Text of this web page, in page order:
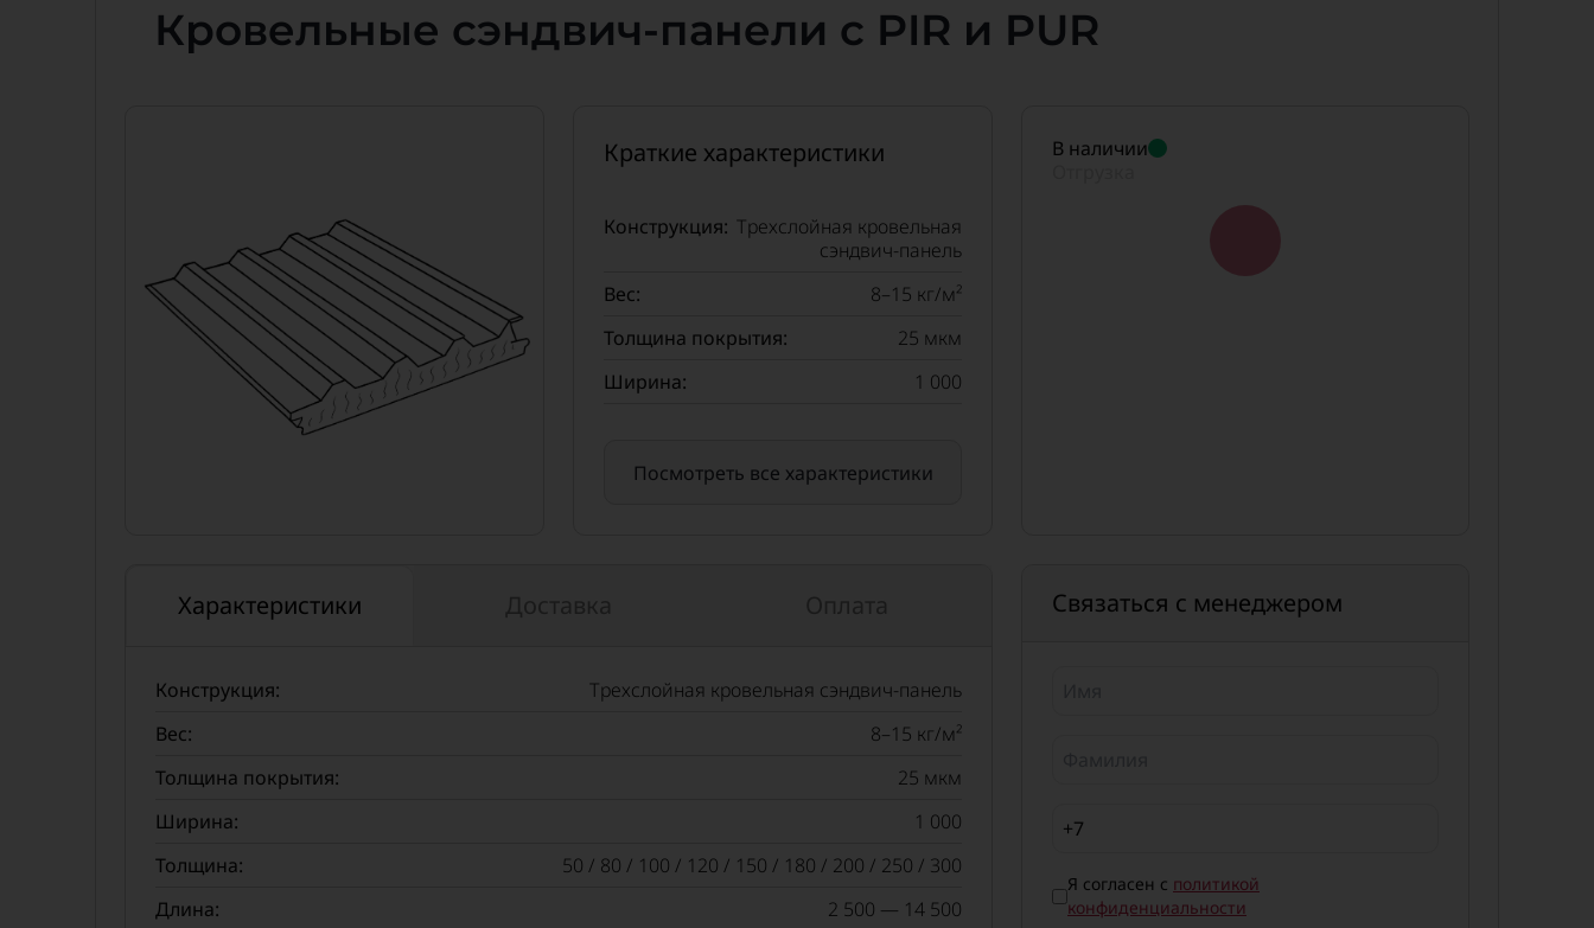
Кровельные сэндвич-панели с PIR и PUR
Краткие характеристики
Конструкция: Трехслойная кровельная
сэндвич-панель
Вес:
8–15 кг/м²
Толщина покрытия:
25 мкм
Ширина:
1 000
Посмотреть все характеристики
В наличии
Характеристики
Конструкция:
Трехслойная кровельная сэндвич-панель
Вес:
8–15 кг/м²
Толщина покрытия:
25 мкм
Ширина:
1 000
Толщина:
50 / 80 / 100 / 120 / 150 / 180 / 200 / 250 / 300
Длина:
2 500 — 14 500
Связаться с менеджером
Я согласен с политикой
конфиденциальности